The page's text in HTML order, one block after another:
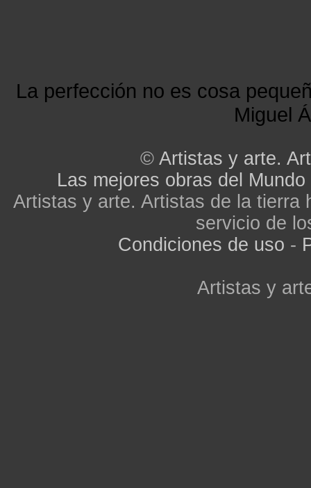
La perfección no es cosa
Miguel
© Artistas y arte.
Las mejores obras del Mundo
Artistas y arte. Artistas de la tierra
servicio de
Condiciones de uso -
Artistas y